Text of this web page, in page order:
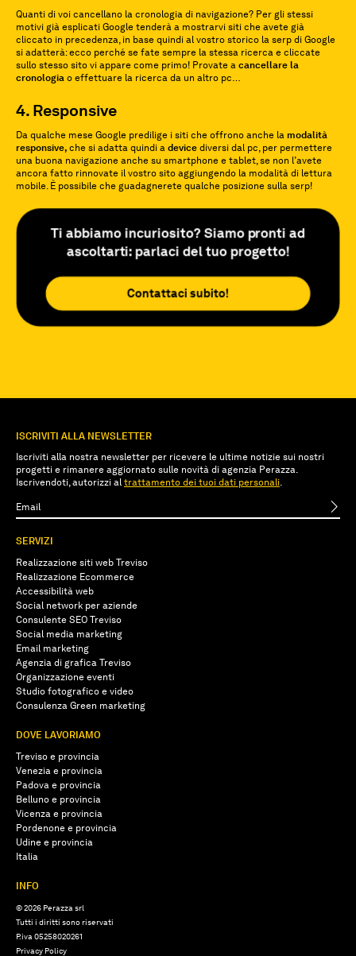
Quanti di voi cancellano la cronologia di navigazione? Per gli stessi
motivi già esplicati Google tenderà a mostrarvi siti che avete già
cliccato in precedenza, in base quindi al vostro storico la serp di Google
si adatterà: ecco perché se fate sempre la stessa ricerca e cliccate
sullo stesso sito vi appare come primo! Provate a cancellare la
cronologia o effettuare la ricerca da un altro pc…
4. Responsive
Da qualche mese Google predilige i siti che offrono anche la modalità
responsive, che si adatta quindi a device diversi dal pc, per permettere
una buona navigazione anche su smartphone e tablet, se non l’avete
ancora fatto rinnovate il vostro sito aggiungendo la modalità di lettura
mobile. È possibile che guadagnerete qualche posizione sulla serp!
Ti abbiamo incuriosito? Siamo pronti ad
ascoltarti: parlaci del tuo progetto!
Contattaci subito!
ISCRIVITI ALLA NEWSLETTER
Iscriviti alla nostra newsletter per ricevere le ultime notizie sui nostri
progetti e rimanere aggiornato sulle novità di agenzia Perazza.
Iscrivendoti, autorizzi al trattamento dei tuoi dati personali.
SERVIZI
Realizzazione siti web Treviso
Realizzazione Ecommerce
Accessibilità web
Social network per aziende
Consulente SEO Treviso
Social media marketing
Email marketing
Agenzia di grafica Treviso
Organizzazione eventi
Studio fotografico e video
Consulenza Green marketing
DOVE LAVORIAMO
Treviso e provincia
Venezia e provincia
Padova e provincia
Belluno e provincia
Vicenza e provincia
Pordenone e provincia
Udine e provincia
Italia
INFO
© 2026 Perazza srl
Tutti i diritti sono riservati
P.iva 05258020261
Privacy Policy